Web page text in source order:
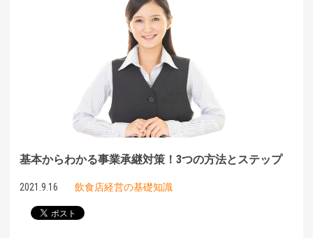
基本からわかる事業承継対策！3つの方法とステップ
2021.9.16 飲食店経営の基礎知識